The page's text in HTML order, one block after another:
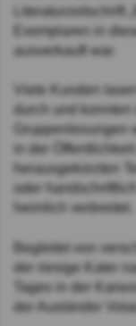
Literaturzeitschrift
Exemplaren in
ausverkauft war.
Viele Kunden
durch und
in der
herausgekürzten
oder
heimlich verbreitet.
Begleitet von
der riesige Kater
Tages in der
der Ausländer